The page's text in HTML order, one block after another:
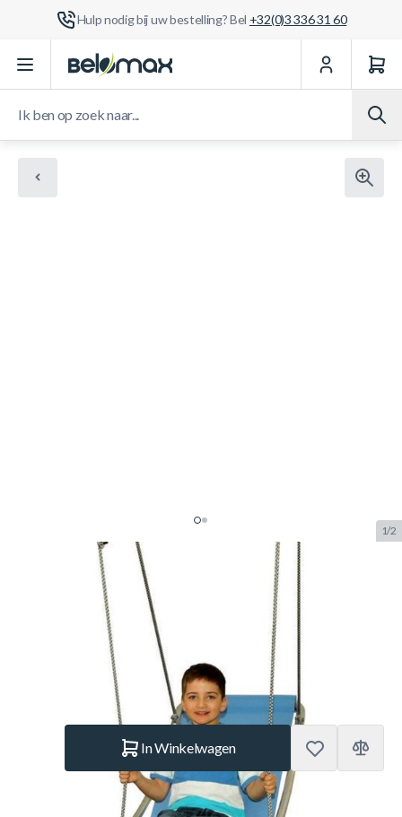
Hulp nodig bij uw bestelling? Bel +32(0)3 336 31 60
Ga naar de inhoud
1/2
STARTER SCHOMMEL BLAUW
105X50CM
DIESCHAUKEL.SPR.S.04 Dieschaukel
Op voorraad
In Winkelwagen